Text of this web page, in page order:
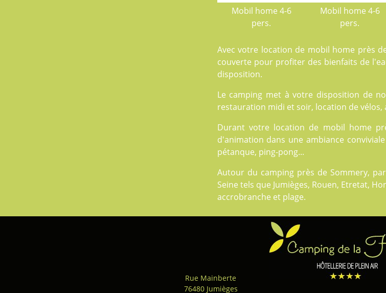
Mobil home 4-6
pers.
Mobil home 4-6
pers.
Avec votre location de mobil home près
couverte pour profiter des bienfaits de
disposition.
Le camping met à votre disposition de
restauration midi et soir, location de vélos,
Durant votre location de mobil home
d'animation dans une ambiance
pétanque, ping-pong...
Autour du camping près de Sommery,
Seine tels que Jumièges, Rouen, Etretat,
accrobranche et plage.
Rue Mainberte
76480 Jumièges